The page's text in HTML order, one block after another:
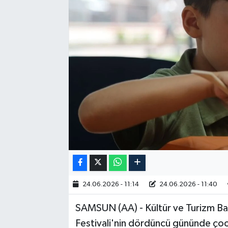
24.06.2026 - 11:14 24.06.2026 - 11:40
SAMSUN (AA) - Kültür ve Turizm
Festivali'nin dördüncü gününde